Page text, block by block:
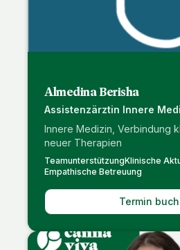
Almedina Berisha
Assistenzärztin Innere
Innere Medizin, Verbindung
neuer Therapien
TeamunterstützungKlinische
Empathische Betreuung
Termin